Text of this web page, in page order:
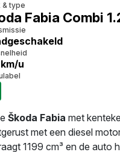
& type
Fabia Combi
u
Škoda Fabia met
met een diesel
1199 cm³ en de auto